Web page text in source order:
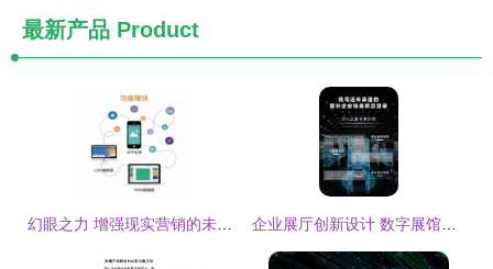
最新产品 Product